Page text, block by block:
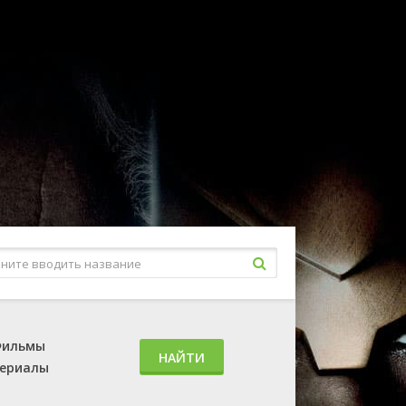
НАЙТИ